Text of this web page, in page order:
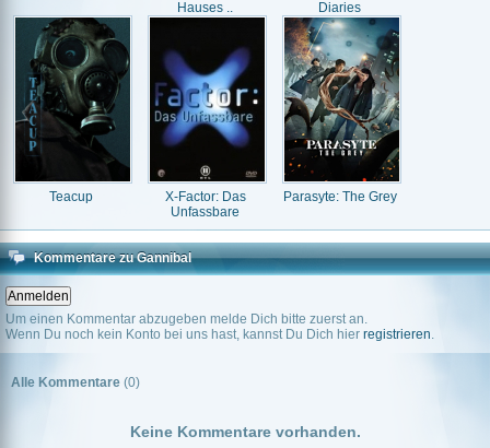
Hauses ..
Diaries
Teacup
X-Factor: Das
Unfassbare
Parasyte: The Grey
Kommentare zu Gannibal
Um einen Kommentar abzugeben melde Dich bitte zuerst an.
Wenn Du noch kein Konto bei uns hast, kannst Du Dich hier registrieren.
Alle Kommentare (0)
Keine Kommentare vorhanden.